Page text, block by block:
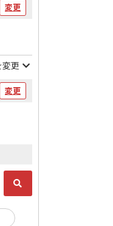
変更
更
変更